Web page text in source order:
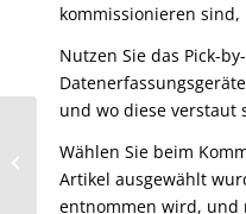
kommissionieren
Nutzen Sie das Pick-
und wo diese verstaut
Wählen Sie beim
Artikel ausgewählt
entnommen wird, und
Versand mit dem
richtigen
Versandetikettendrucker: